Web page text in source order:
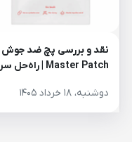
Master Patch | راه‌حل سریع برای جوش‌های ملتهب
دوشنبه، ۱۸ خرداد ۱۴۰۵